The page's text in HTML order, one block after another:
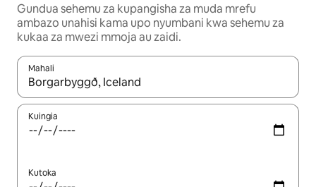
Gundua sehemu za kupangisha za muda mrefu
ambazo unahisi kama upo nyumbani kwa sehemu za
kukaa za mwezi mmoja au zaidi.
Mahali
Wakati matokeo yanapatikana, vinjari kwa kutumia vitufe vya
Kuingia
Kutoka